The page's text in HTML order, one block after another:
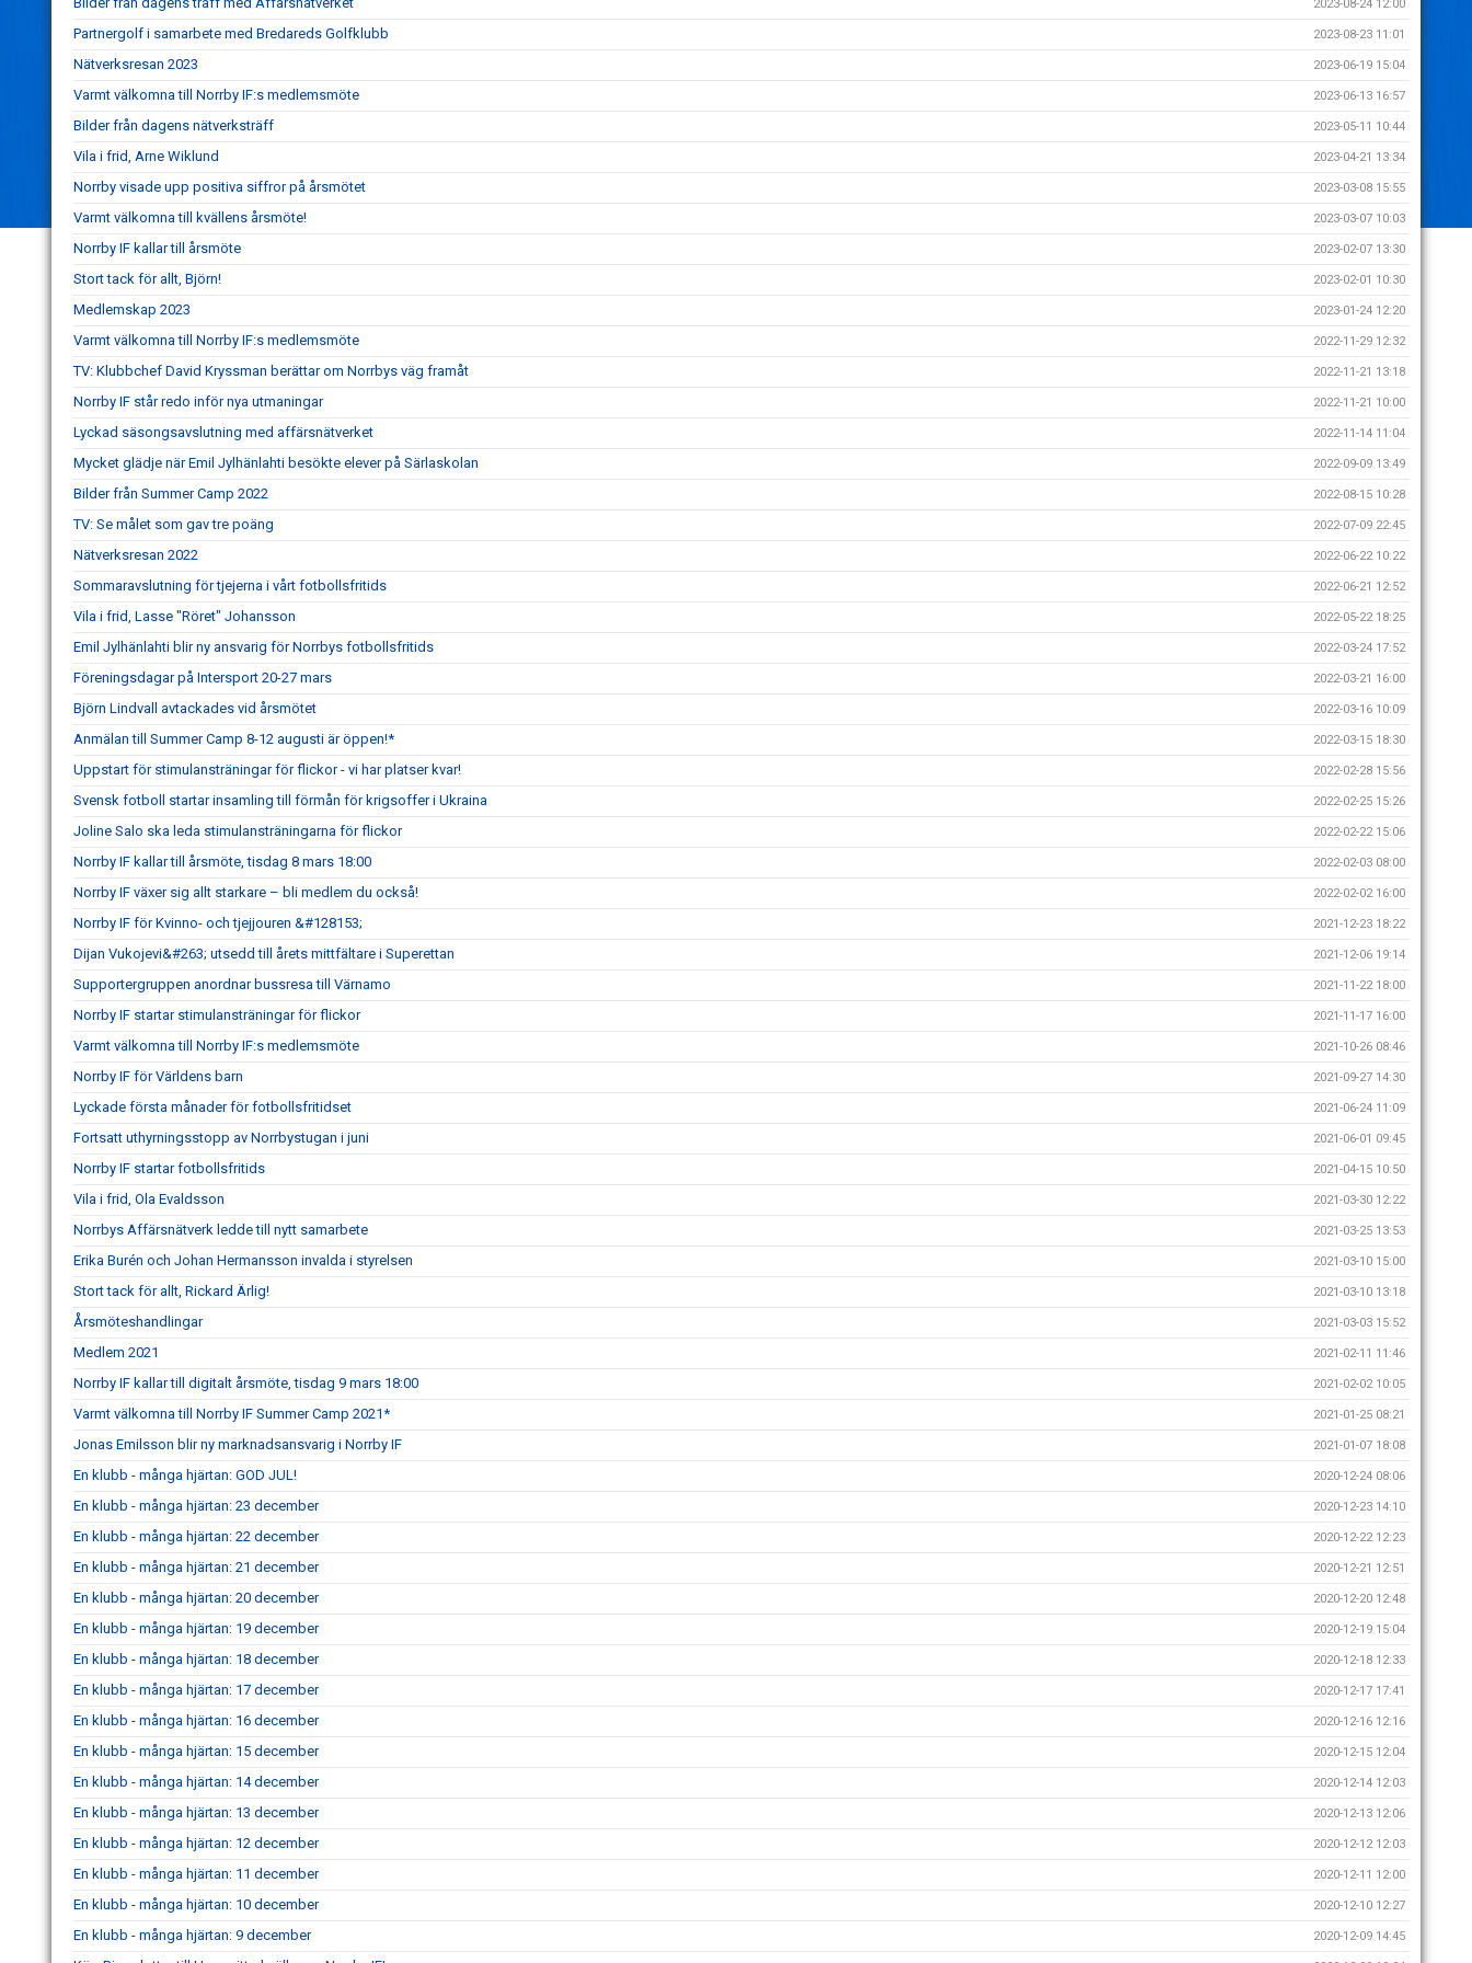
2023-08-24 12:00
Partnergolf i samarbete med Bredareds Golfklubb 2023-08-23 11:01
Nätverksresan 2023 2023-06-19 15:04
Varmt välkomna till Norrby IF:s medlemsmöte 2023-06-13 16:57
Bilder från dagens nätverksträff 2023-05-11 10:44
Vila i frid, Arne Wiklund 2023-04-21 13:34
Norrby visade upp positiva siffror på årsmötet 2023-03-08 15:55
Varmt välkomna till kvällens årsmöte! 2023-03-07 10:03
Norrby IF kallar till årsmöte 2023-02-07 13:30
Stort tack för allt, Björn! 2023-02-01 10:30
Medlemskap 2023 2023-01-24 12:20
Varmt välkomna till Norrby IF:s medlemsmöte 2022-11-29 12:32
TV: Klubbchef David Kryssman berättar om Norrbys väg framåt 2022-11-21 13:18
Norrby IF står redo inför nya utmaningar 2022-11-21 10:00
Lyckad säsongsavslutning med affärsnätverket 2022-11-14 11:04
Mycket glädje när Emil Jylhänlahti besökte elever på Särlaskolan 2022-09-09 13:49
Bilder från Summer Camp 2022 2022-08-15 10:28
TV: Se målet som gav tre poäng 2022-07-09 22:45
Nätverksresan 2022 2022-06-22 10:22
Sommaravslutning för tjejerna i vårt fotbollsfritids 2022-06-21 12:52
Vila i frid, Lasse "Röret" Johansson 2022-05-22 18:25
Emil Jylhänlahti blir ny ansvarig för Norrbys fotbollsfritids 2022-03-24 17:52
Föreningsdagar på Intersport 20-27 mars 2022-03-21 16:00
Björn Lindvall avtackades vid årsmötet 2022-03-16 10:09
Anmälan till Summer Camp 8-12 augusti är öppen!* 2022-03-15 18:30
Uppstart för stimulansträningar för flickor - vi har platser kvar! 2022-02-28 15:56
Svensk fotboll startar insamling till förmån för krigsoffer i Ukraina 2022-02-25 15:26
Joline Salo ska leda stimulansträningarna för flickor 2022-02-22 15:06
Norrby IF kallar till årsmöte, tisdag 8 mars 18:00 2022-02-03 08:00
Norrby IF växer sig allt starkare – bli medlem du också! 2022-02-02 16:00
Norrby IF för Kvinno- och tjejjouren &#128153; 2021-12-23 18:22
Dijan Vukojevi&#263; utsedd till årets mittfältare i Superettan 2021-12-06 19:14
Supportergruppen anordnar bussresa till Värnamo 2021-11-22 18:00
Norrby IF startar stimulansträningar för flickor 2021-11-17 16:00
Varmt välkomna till Norrby IF:s medlemsmöte 2021-10-26 08:46
Norrby IF för Världens barn 2021-09-27 14:30
Lyckade första månader för fotbollsfritidset 2021-06-24 11:09
Fortsatt uthyrningsstopp av Norrbystugan i juni 2021-06-01 09:45
Norrby IF startar fotbollsfritids 2021-04-15 10:50
Vila i frid, Ola Evaldsson 2021-03-30 12:22
Norrbys Affärsnätverk ledde till nytt samarbete 2021-03-25 13:53
Erika Burén och Johan Hermansson invalda i styrelsen 2021-03-10 15:00
Stort tack för allt, Rickard Ärlig! 2021-03-10 13:18
Årsmöteshandlingar 2021-03-03 15:52
Medlem 2021 2021-02-11 11:46
Norrby IF kallar till digitalt årsmöte, tisdag 9 mars 18:00 2021-02-02 10:05
Varmt välkomna till Norrby IF Summer Camp 2021* 2021-01-25 08:21
Jonas Emilsson blir ny marknadsansvarig i Norrby IF 2021-01-07 18:08
En klubb - många hjärtan: GOD JUL! 2020-12-24 08:06
En klubb - många hjärtan: 23 december 2020-12-23 14:10
En klubb - många hjärtan: 22 december 2020-12-22 12:23
En klubb - många hjärtan: 21 december 2020-12-21 12:51
En klubb - många hjärtan: 20 december 2020-12-20 12:48
En klubb - många hjärtan: 19 december 2020-12-19 15:04
En klubb - många hjärtan: 18 december 2020-12-18 12:33
En klubb - många hjärtan: 17 december 2020-12-17 17:41
En klubb - många hjärtan: 16 december 2020-12-16 12:16
En klubb - många hjärtan: 15 december 2020-12-15 12:04
En klubb - många hjärtan: 14 december 2020-12-14 12:03
En klubb - många hjärtan: 13 december 2020-12-13 12:06
En klubb - många hjärtan: 12 december 2020-12-12 12:03
En klubb - många hjärtan: 11 december 2020-12-11 12:00
En klubb - många hjärtan: 10 december 2020-12-10 12:27
En klubb - många hjärtan: 9 december 2020-12-09 14:45